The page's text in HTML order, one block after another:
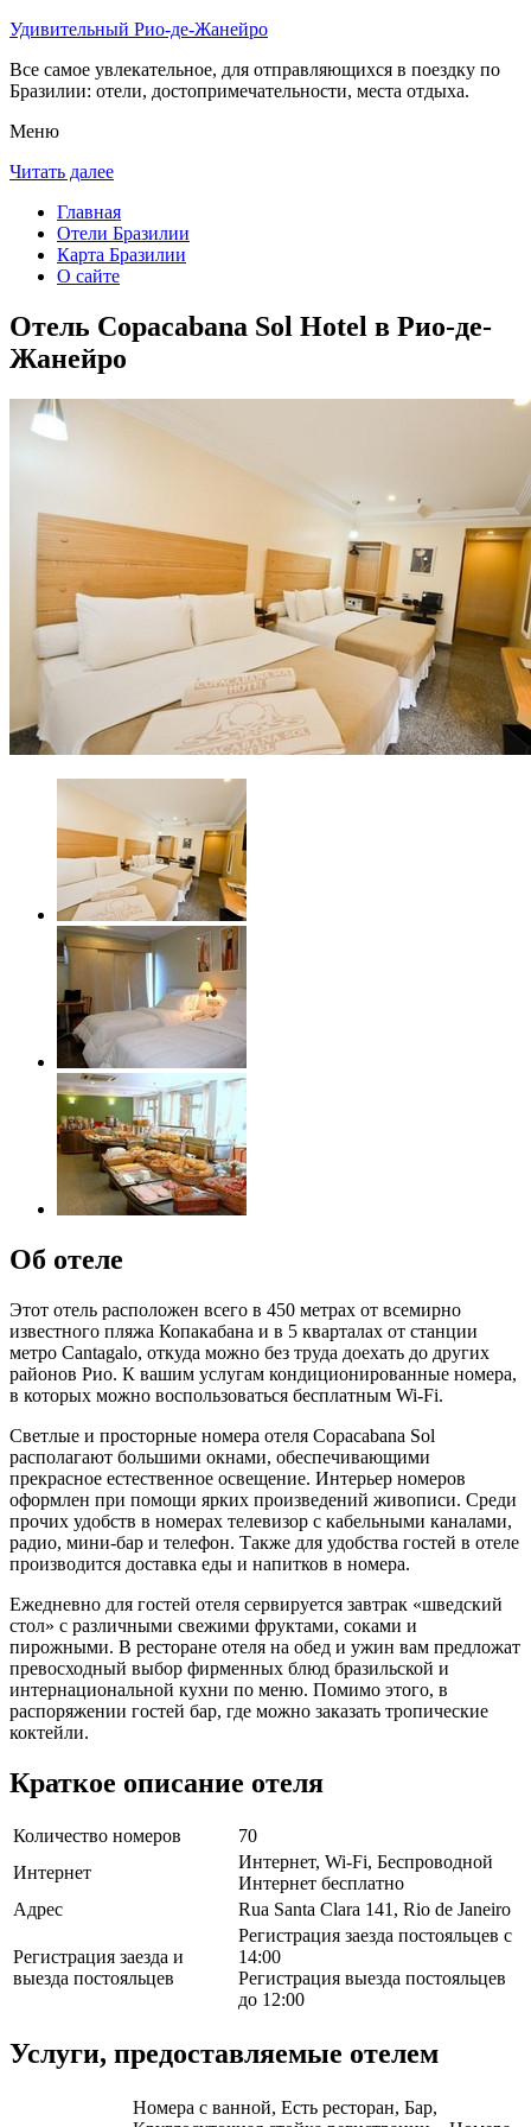
Удивительный Рио-де-Жанейро
Все самое увлекательное, для отправляющихся в поездку по
Бразилии: отели, достопримечательности, места отдыха.
Меню
Читать далее
Главная
Отели Бразилии
Карта Бразилии
О сайте
Отель Copacabana Sol Hotel в Рио-де-
Жанейро
Об отеле
Этот отель расположен всего в 450 метрах от всемирно
известного пляжа Копакабана и в 5 кварталах от станции
метро Cantagalo, откуда можно без труда доехать до других
районов Рио. К вашим услугам кондиционированные номера,
в которых можно воспользоваться бесплатным Wi-Fi.
Светлые и просторные номера отеля Copacabana Sol
располагают большими окнами, обеспечивающими
прекрасное естественное освещение. Интерьер номеров
оформлен при помощи ярких произведений живописи. Среди
прочих удобств в номерах телевизор с кабельными каналами,
радио, мини-бар и телефон. Также для удобства гостей в отеле
производится доставка еды и напитков в номера.
Ежедневно для гостей отеля сервируется завтрак «шведский
стол» с различными свежими фруктами, соками и
пирожными. В ресторане отеля на обед и ужин вам предложат
превосходный выбор фирменных блюд бразильской и
интернациональной кухни по меню. Помимо этого, в
распоряжении гостей бар, где можно заказать тропические
коктейли.
Краткое описание отеля
Количество номеров
70
Интернет
Интернет, Wi-Fi, Беспроводной
Интернет бесплатно
Адрес
Rua Santa Clara 141, Rio de Janeiro
Регистрация заезда и
выезда постояльцев
Регистрация заезда постояльцев с
14:00
Регистрация выезда постояльцев
до 12:00
Услуги, предоставляемые отелем
Номера с ванной, Есть ресторан, Бар,